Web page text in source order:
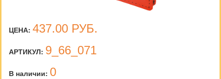
ЦЕНА: 437.00 РУБ.
АРТИКУЛ: 9_66_071
В наличии: 0